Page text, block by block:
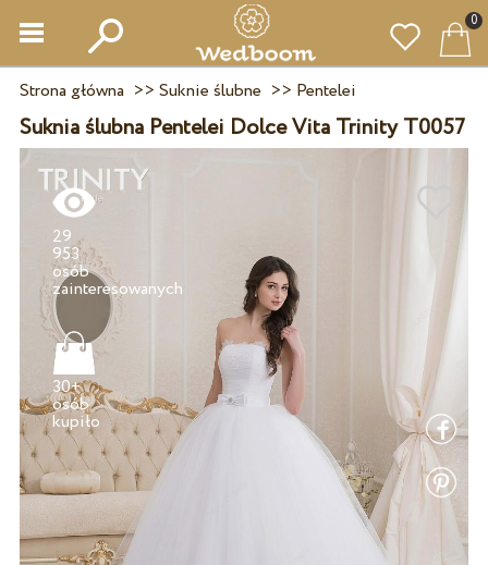
0
Strona główna >> Suknie ślubne >> Pentelei
Suknia ślubna Pentelei Dolce Vita Trinity T0057
29
953
osób
30+
osób